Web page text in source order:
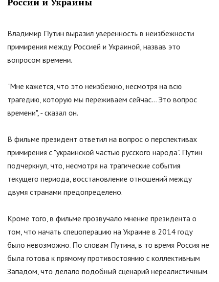
Владимир Путин выразил уверенность в неизбежности
примирения между Россией и Украиной, назвав это
вопросом времени.
"Мне кажется, что это неизбежно, несмотря на всю
трагедию, которую мы переживаем сейчас… Это вопрос
времени", - сказал он.
В фильме президент ответил на вопрос о перспективах
примирения с "украинской частью русского народа". Путин
подчеркнул, что, несмотря на трагические события
текущего периода, восстановление отношений между
двумя странами предопределено.
Кроме того, в фильме прозвучало мнение президента о
том, что начать спецоперацию на Украине в 2014 году
было невозможно. По словам Путина, в то время Россия не
была готова к прямому противостоянию с коллективным
Западом, что делало подобный сценарий нереалистичным.